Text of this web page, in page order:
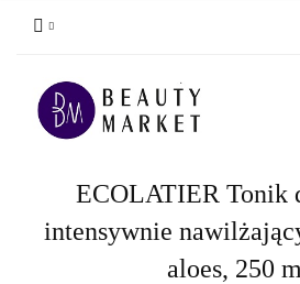
ECOLATIER Tonik
intensywnie
aloes, 250